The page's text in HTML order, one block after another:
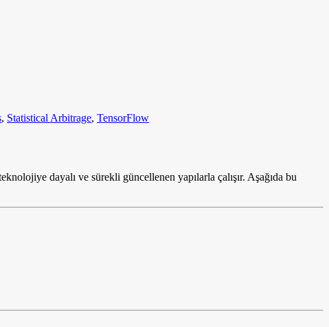
, Statistical Arbitrage, TensorFlow
dayalı ve sürekli güncellenen yapılarla çalışır. Aşağıda bu